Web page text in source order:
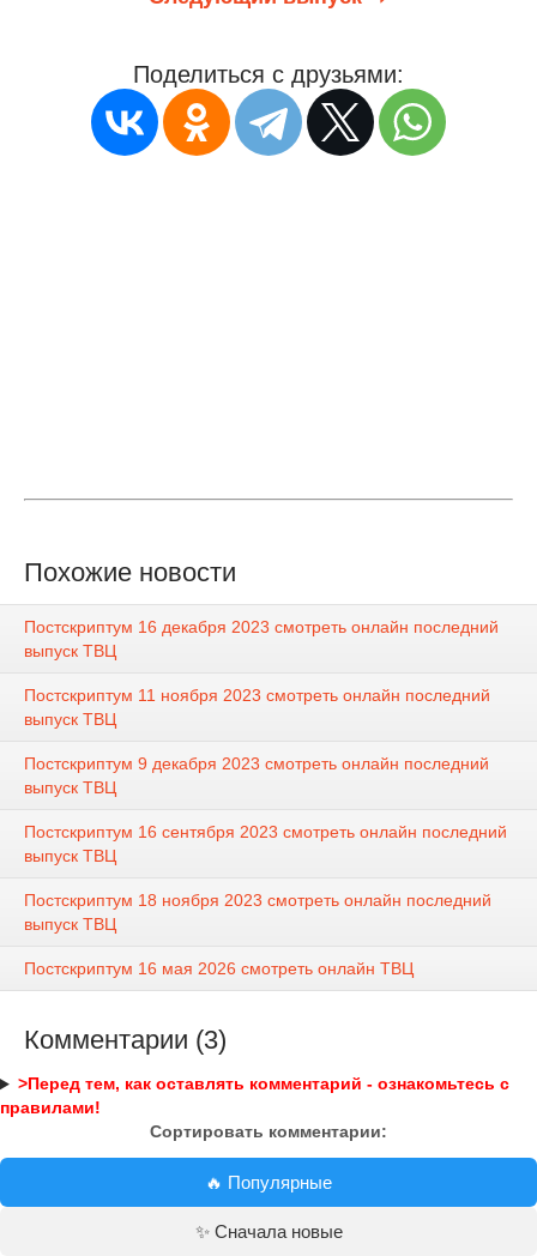
Поделиться с друзьями:
Похожие новости
Постскриптум 16 декабря 2023 смотреть онлайн последний
выпуск ТВЦ
Постскриптум 11 ноября 2023 смотреть онлайн последний
выпуск ТВЦ
Постскриптум 9 декабря 2023 смотреть онлайн последний
выпуск ТВЦ
Постскриптум 16 сентября 2023 смотреть онлайн последний
выпуск ТВЦ
Постскриптум 18 ноября 2023 смотреть онлайн последний
выпуск ТВЦ
Постскриптум 16 мая 2026 смотреть онлайн ТВЦ
Комментарии (3)
>Перед тем, как оставлять комментарий - ознакомьтесь с
правилами!
Сортировать комментарии:
🔥 Популярные
✨ Сначала новые